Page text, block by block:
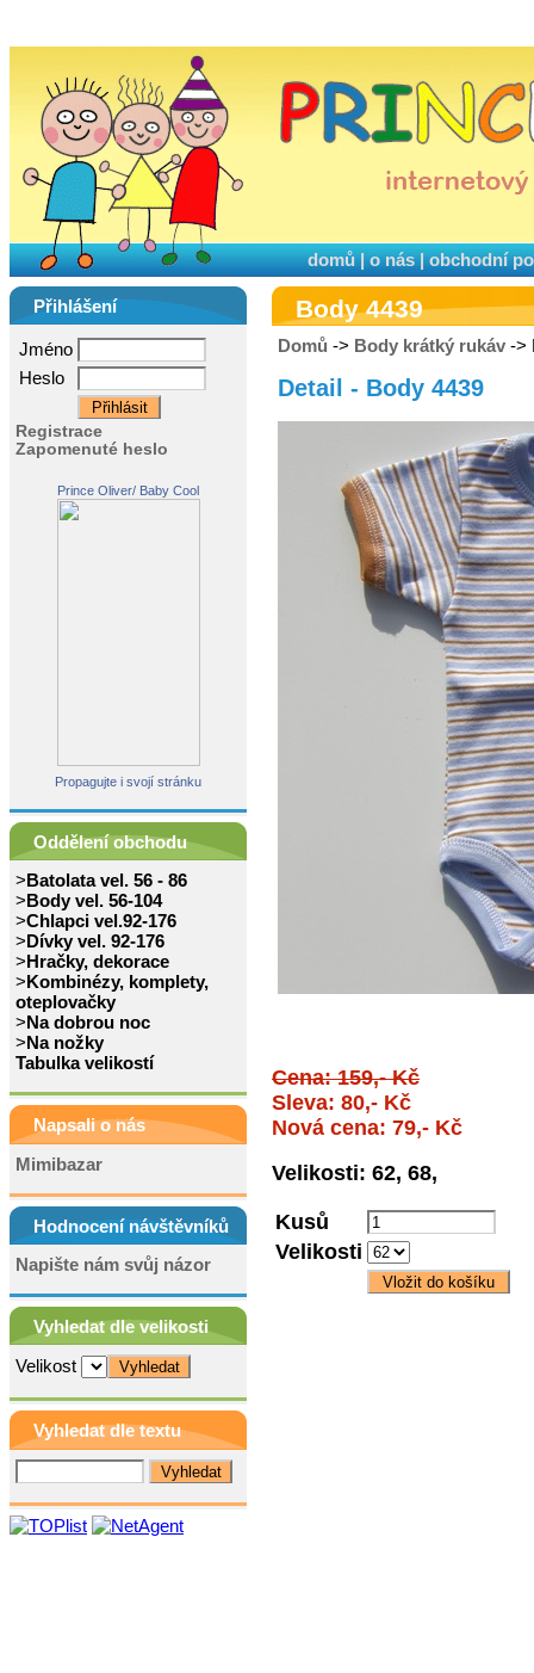
domů|o nás|obchodní
Přihlášení
Jméno
Heslo
Registrace
Zapomenuté heslo
Prince Oliver/ Baby Cool
Propagujte i svojí stránku
Oddělení obchodu
>Batolata vel. 56 - 86
>Body vel. 56-104
>Chlapci vel.92-176
>Dívky vel. 92-176
>Hračky, dekorace
>Kombinézy, komplety,
oteplovačky
>Na dobrou noc
>Na nožky
Tabulka velikostí
Napsali o nás
Mimibazar
Hodnocení návštěvníků
Napište nám svůj názor
Vyhledat dle velikosti
Velikost
Vyhledat dle textu
Body 4439
Domů -> Body krátký rukáv ->
Detail - Body 4439
Cena: 159,- Kč
Sleva: 80,- Kč
Nová cena: 79,- Kč
Velikosti: 62, 68,
Kusů
Velikosti